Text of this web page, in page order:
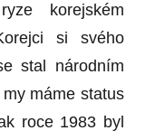
korejském
si svého
stal národním
máme status
roce 1983 byl